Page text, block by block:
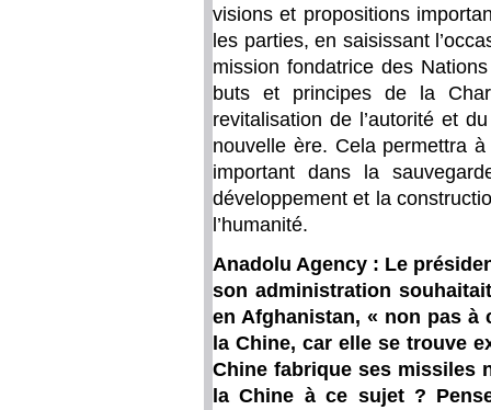
visions et propositions
les parties, en saisissant
mission fondatrice des
buts et principes de la
revitalisation de l’autorité et
nouvelle ère. Cela permettra
important dans la
développement et la
l’humanité.
Anadolu Agency : Le
son administration
en Afghanistan, « non pas à
la Chine, car elle se trouve
Chine fabrique ses missiles
la Chine à ce sujet ?